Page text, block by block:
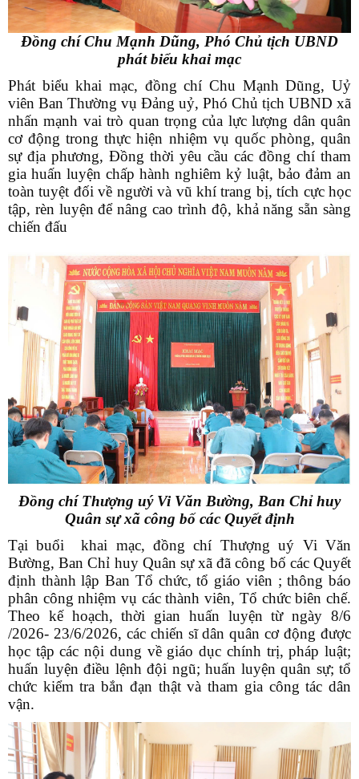
Đồng chí Chu Mạnh Dũng, Phó Chủ tịch UBND
phát biểu khai mạc
Phát biểu khai mạc, đồng chí Chu Mạnh Dũng, Uỷ
viên Ban Thường vụ Đảng uỷ, Phó Chủ tịch UBND xã
nhấn mạnh vai trò quan trọng của lực lượng dân quân
cơ động trong thực hiện nhiệm vụ quốc phòng, quân
sự địa phương, Đồng thời yêu cầu các đồng chí tham
gia huấn luyện chấp hành nghiêm kỷ luật, bảo đảm an
toàn tuyệt đối về người và vũ khí trang bị, tích cực học
tập, rèn luyện để nâng cao trình độ, khả năng sẵn sàng
chiến đấu
Đồng chí Thượng uý Vi Văn Bường, Ban Chỉ huy
Quân sự xã công bố các Quyết định
Tại buổi khai mạc, đồng chí Thượng uý Vi Văn
Bường, Ban Chỉ huy Quân sự xã đã công bố các Quyết
định thành lập Ban Tổ chức, tổ giáo viên ; thông báo
phân công nhiệm vụ các thành viên, Tổ chức biên chế.
Theo kế hoạch, thời gian huấn luyện từ ngày 8/6
/2026- 23/6/2026, các chiến sĩ dân quân cơ động được
học tập các nội dung về giáo dục chính trị, pháp luật;
huấn luyện điều lệnh đội ngũ; huấn luyện quân sự; tổ
chức kiểm tra bắn đạn thật và tham gia công tác dân
vận.